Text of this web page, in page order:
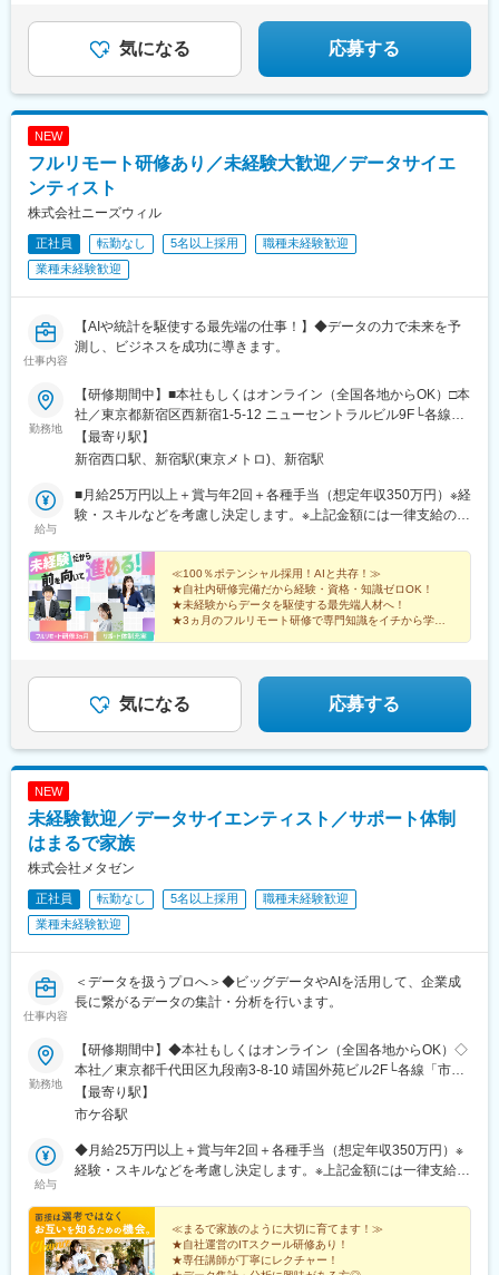
大津駅、草津駅(滋賀県)、彦根駅、八日市駅、和歌山駅、奈良駅、
天理駅、高崎駅、宇都宮駅、水戸駅、小山駅、前橋駅、土浦駅、
つくば駅、佐野駅、札幌駅、函館駅、八戸駅、弘前駅、盛岡駅、
花巻駅、仙台駅、多賀城駅、郡山駅(福島県)、福島駅(福島県)、秋
田駅、山形駅、長野駅、富山駅、金沢駅、福井駅(福井県)、浜松
取駅、米子駅、高知駅、ＪＲ松山駅前駅、高松駅(香川県)、徳島
駅、那覇空港駅(鉄道)、鹿児島駅、宮崎駅、大分駅、西鉄福岡駅、
池ノ上駅、蓮沼駅、西葛西駅、牛田駅(東京都)、板橋区役所前駅、
京王八王子駅、北品川駅、赤羽岩淵駅、新宿駅(東京メトロ)、東池
袋駅、不動前駅、六本木一丁目駅、布田駅、稲荷町駅(東京都)、立
川北駅、三越前駅、二重橋前駅、桜街道駅、京成船橋駅、京成千
葉駅、北習志野駅、野田市駅、京成成田駅、逸見駅、新高島駅、
陽姫路駅、西宮駅、山陽明石駅、ハーバーランド駅、宝塚南口
駅、岩本町駅、西早稲田駅、青井駅、大阪難波駅、四ツ橋駅、大
前駅、大阪梅田駅(阪神線)、天下茶屋駅、松屋町駅、千里中央駅
(大阪モノレール)、高槻市駅、宮之阪駅、西梅田駅、大阪天満宮
駅、近鉄日本橋駅、大阪上本町駅、渡辺橋駅、玉造駅、千鳥橋
駅、西中島南方駅、芦原町駅、四条駅(京都市営)、祇園四条駅、西
都府)、京田辺駅、三条京阪駅、ＪＲ小倉駅、祝園駅、東向日駅、
県庁前駅(兵庫県)、三宮駅(神戸市営)、三宮駅(神戸新交通)、芦屋
水駅、新在家駅、東須磨駅、大開駅、中浦和駅、北与野駅、新丸
子駅、乃木坂駅、東銀座駅、外苑前駅、二子新地駅、南新宿駅、
明治神宮前駅、新中野駅、水天宮前駅、日本大通り駅、新日本橋
駅、大崎広小路駅、祐天寺駅、三田駅(東京都)、センター南駅、京
成幕張本郷駅、幸谷駅、市川真間駅、京成西船駅、九品仏駅、八
駅、祇園駅(福岡県)、上栄町駅、新八日市駅、田中口駅、宇都宮駅
東口駅、中央前橋駅、さっぽろ駅、函館駅前駅、あおば通駅、曽
根田駅、北鉄金沢駅、福井駅、新浜松駅、近鉄名古屋駅、新豊橋
駅、岡山駅前駅、高知駅前駅、宮田町駅、高松築港駅、眉山ロー
プウェイ山麓駅、鹿児島駅前駅、東北沢駅、京成関屋駅、新宿三
京橋駅(東京都)、東海神駅、栄町駅(千葉県)、汐入駅、高島町駅、
武蔵溝ノ口駅、河内永和駅、東寺駅、西新町駅、高速神戸駅、末
広町駅(東京都)、下落合駅、なんば駅(南海線)、天王寺駅前駅、四
宮駅、京成八幡駅、蒲生四丁目駅、北浜駅(大阪府)、動物園前駅、
聖天坂駅、谷町四丁目駅、扇町駅(大阪府)、四天王寺前夕陽ケ丘
駅、中之島駅、大正駅(大阪府)、五条駅(京都市営)、桃山御陵前
駅、西大路三条駅、伊勢田駅、宝ケ池駅、旧居留地・大丸前駅、
神戸三宮駅(阪神)、芦屋駅(阪神線)、久寿川駅、六甲駅、新橋駅、
信濃町駅、北参道駅、浜町駅、伊勢佐木長者町駅、日ノ出町駅、
八丁堀駅(東京都)、高輪台駅、芝公園駅、大森海岸駅、九段下駅、
竹橋駅、曳舟駅、巣鴨新田駅、天神南駅、東宿郷駅、北１２条
一通り駅、名鉄名古屋駅、駅前駅、西川緑道公園駅、猿猴橋町
駅、高知橋駅、大手町駅(愛媛県)、桜島桟橋通駅
駅、前橋駅、太田駅(群馬県)、伊勢崎駅、桐生駅、館林駅、渋川
駅、川口駅、川越駅、所沢駅、越谷駅、草加駅、春日部駅、上尾
駅、熊谷駅、浦和駅、新座駅、狭山市駅、入間市駅、三郷駅(埼玉
都)、池袋駅、目黒駅、錦糸町駅、六本木駅、渋谷駅、調布駅、上
野駅、小平駅、立川駅、日本橋駅(東京都)、吉祥寺駅、多摩センタ
ー駅、青梅駅、国分寺駅、武蔵小金井駅、昭島駅、東京駅、国立
駅、玉川上水駅、東久留米駅、船橋駅、松戸駅、市川駅、柏駅、
五井駅、千葉駅、流山おおたかの森駅、八千代台駅、習志野駅、
浦安駅(千葉県)、愛宕駅(千葉県)、木更津駅、成田駅、我孫子駅、
鎌ケ谷駅、印西牧の原駅、四街道駅、銚子駅、藤沢駅、横須賀
川県)、本厚木駅、小田原駅、鎌倉駅、秦野駅、座間駅、伊勢原
駅、逗子駅、三崎口駅、長野駅、松本駅、上田駅、佐久平駅、飯
府駅、竜王駅、石和温泉駅、富士山駅、山梨市駅、都留市駅、韮
崎駅、大月駅、富山駅、越中中川駅、砺波駅、黒部駅、魚津駅、
滑川駅、金沢駅、福井駅(福井県)、敦賀駅、浜松駅、静岡駅、富士
駅、沼津駅、磐田駅、藤枝駅、岡崎駅、豊橋駅、名古屋駅、刈谷
市駅、名鉄一宮駅、三河安城駅、岐阜駅、各務ケ原駅、多治見
駅、可児駅、四日市駅、津駅、名張駅、布施駅、豊中駅、吹田駅
(東海道本線)、梅田駅(地下鉄)、茨木駅、京都駅、宇治駅(奈良
線)、亀岡駅、奈良駅、天理駅、和歌山駅、姫路駅、西宮駅(ＪＲ
駅(阪急線)、芦屋駅(東海道本線)、大津駅、草津駅(滋賀県)、彦根
駅、八日市駅、倉敷市駅、岡山駅、津山駅、広島駅、福山駅、呉
駅、西条駅(広島県)、尾道駅、下関駅、山口駅(山口県)、宇部駅、
鳥取駅、米子駅、境港駅、松江駅、出雲市駅、高知駅、古津賀
駅、ＪＲ松山駅前駅、今治駅、宇和島駅、高松駅(香川県)、丸亀
駅、筑紫駅、天神駅、大分駅、別府駅(大分県)、中津駅(大分県)、
宮崎駅、延岡駅、都城駅、鹿児島駅、熊本駅、佐賀駅、長崎駅(長
崎県)、佐世保駅、那覇空港駅(鉄道)、秋葉原駅、高田馬場駅、綾
瀬駅、豊田駅、溝の口駅、なんば駅(地下鉄)、心斎橋駅、天王寺
駅、金山駅(愛知県)、伏見駅(愛知県)、博多駅、中洲川端駅、山科
ぽろ駅、函館駅前駅、津軽五所川原駅、田茂山駅、あおば通駅、
曽根田駅、鷹巣駅、工機前駅、佐貫駅、宇都宮駅東口駅、今市
駅、中央前橋駅、西桐生駅、北朝霞駅、池ノ上駅、蓮沼駅、西葛
西駅、牛田駅(東京都)、板橋区役所前駅、京王八王子駅、北品川
駅、赤羽岩淵駅、新宿駅(東京メトロ)、東池袋駅、不動前駅、住吉
駅(東京都)、六本木一丁目駅、布田駅、稲荷町駅(東京都)、立川北
駅、三越前駅、二重橋前駅、桜街道駅、京成船橋駅、京成千葉
逗子・葉山駅、西松本駅、岩村田駅、南豊科駅、上大月駅、志貴
野中学校前駅、新魚津駅、北鉄金沢駅、福井駅、新浜松駅、新静
各務原駅、新可児駅、ＪＲ河内永和駅、大阪梅田駅(阪急線)、九条
駅(京都府)、田中口駅、山陽姫路駅、西宮駅、山陽明石駅、ハーバ
ーランド駅、宝塚南口駅、新伊丹駅、芦屋川駅、上栄町駅、新八
日市駅、倉敷駅、岡山駅前駅、電鉄出雲市駅、高知駅前駅、宮田
島駅前駅、熊本駅前駅、長崎駅前駅、佐世保中央駅、神泉駅、岩
本町駅、西早稲田駅、青井駅、高津駅(神奈川県)、大阪難波駅、大
田神社前駅、京阪山科駅、本八幡駅(都営線)、西大橋駅、北１２条
駅、松風町駅、広瀬通駅、東宿郷駅、東北沢駅、京成関屋駅、新
宿三丁目駅、都電雑司ケ谷駅、麻布十番駅、京成上野駅、立川南
駅、茅場町駅、京橋駅(東京都)、東海神駅、栄町駅(千葉県)、汐入
◎入社後はITの基礎研修からスタート
◎フルリモートOK
気になる 応募する
NEW
フルリモート研修あり／未経験大歓迎／データサイエ
ンティスト
株式会社ニーズウィル
正社員 転勤なし 5名以上採用
職種未経験歓迎
業種未経験歓迎
仕事内容
【AIや統計を駆使する最先端の仕事！】◆データの力で未来を予
測し、ビジネスを成功に導きます。
勤務地
【研修期間中】■本社もしくはオンライン（全国各地からOK）□本
社／東京都新宿区西新宿1-5-12 ニューセントラルビル9F└各線
「新宿」駅より徒歩3分└都営大江戸線「新宿西口」駅より徒歩2
分【研修終了後】■東京23区を中心とした全国各地のITプロジェク
ん。※すべて徒歩10分以内の駅チカオフィスです。※フルリモー
ト・在宅勤務はプロジェクトによって異なります。
【最寄り駅】
新宿西口駅、新宿駅(東京メトロ)、新宿駅
給与
■月給25万円以上＋賞与年2回＋各種手当（想定年収350万円）※経
験・スキルなどを考慮し決定します。※上記金額には一律支給の住
（期間中は月給23万円以上で、その他の待遇に変更なし）☆経験
がある方は、現職・前職給与を考慮します。☆明確な評価制度あ
り。個人の頑張りに応じて評価します。【年収例】年収350万円
（経験0年）年収450万円（経験1年）年収750万円（経験2年）年
収1100万円（経験5年）
≪100％ポテンシャル採用！AIと共存！≫
★自社内研修完備だから経験・資格・知識ゼロOK！
★未経験からデータを駆使する最先端人材へ！
★3ヵ月のフルリモート研修で専門知識をイチから学べ
気になる 応募する
NEW
未経験歓迎／データサイエンティスト／サポート体制
はまるで家族
株式会社メタゼン
正社員 転勤なし 5名以上採用
職種未経験歓迎
業種未経験歓迎
仕事内容
＜データを扱うプロへ＞◆ビッグデータやAIを活用して、企業成
長に繋がるデータの集計・分析を行います。
勤務地
【研修期間中】◆本社もしくはオンライン（全国各地からOK）◇
本社／東京都千代田区九段南3-8-10 靖国外苑ビル2F└各線「市ケ
谷駅」より徒歩5分└各線「九段下駅」より徒歩9分【研修終了
後】◆東京23区を中心とした全国各地のITプロジェクト先※勤務地
歩10分以内の駅チカオフィスです。※フルリモート・在宅勤務は
プロジェクトによって異なります。
【最寄り駅】
市ケ谷駅
給与
◆月給25万円以上＋賞与年2回＋各種手当（想定年収350万円）※
経験・スキルなどを考慮し決定します。※上記金額には一律支給の
り（期間中は月給23万円以上で、その他の待遇に変更なし）☆経
験がある方は、現職・前職給与を考慮します。☆明確な評価制度
あり。個人の頑張りに応じて評価します。【年収例】年収450万
円（経験2年入社）年収650万円（経験3年入社）年収900万円（経
≪まるで家族のように大切に育てます！≫
★自社運営のITスクール研修あり！
★専任講師が丁寧にレクチャー！